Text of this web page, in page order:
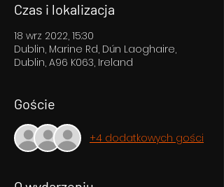
Czas i lokalizacja
18 wrz 2022, 15:30
Dublin, Marine Rd, Dún Laoghaire,
Dublin, A96 K063, Ireland
Goście
+4 dodatkowych gości